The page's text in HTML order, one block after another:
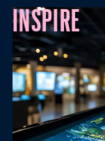
Misión Visión
INSPIRE